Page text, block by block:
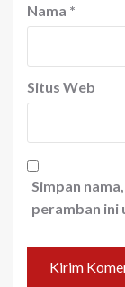
Nama *
Situs Web
Simpan
peramban ini